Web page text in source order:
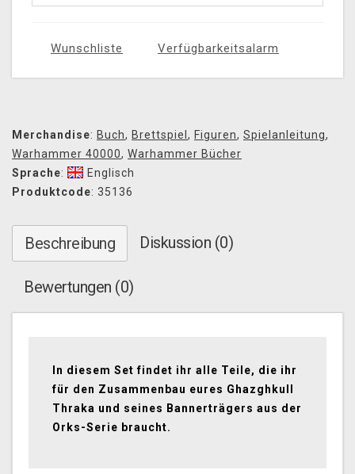
Wunschliste Verfügbarkeitsalarm
Merchandise: Buch, Brettspiel , Figuren, Spielanleitung,
Warhammer 40000, Warhammer Bücher
Sprache:
Englisch
Produktcode: 35136
Beschreibung Diskussion (0)
Bewertungen (0)
In diesem Set findet ihr alle Teile, die ihr
für den Zusammenbau eures Ghazghkull
Thraka und seines Bannerträgers aus der
Orks-Serie braucht.